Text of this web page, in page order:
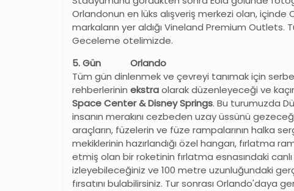
Orlandonun en lüks alışveriş merkezi olan,
markaların yer aldığı Vineland Premium
Geceleme otelimizde.
5. Gün Orlando
Tüm gün dinlenmek ve çevreyi tanımak için
rehberlerinin ekstraolarak düzenleyeceği ve
Space Center & Disney Springs. Bu turumuzda
insanın merakını cezbeden uzay üssünü
araçların, füzelerin ve füze rampalarının halka
mekiklerinin hazırlandığı özel hangarı, fırlatma
etmiş olan bir roketinin fırlatma esnasındaki
izleyebileceğiniz ve 100 metre uzunluğundaki
fırsatını bulabilirsiniz. Tur sonrası Orlando'daya